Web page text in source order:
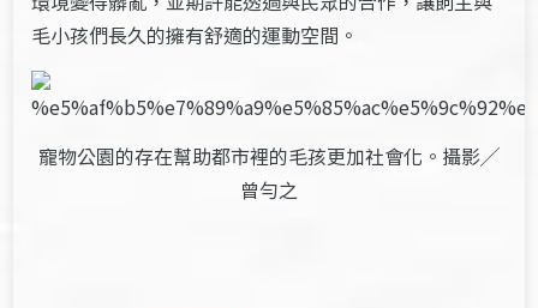
毛小孩們長久的擁有舒適的運動空間。
寵物公園的存在幫助都市裡的毛孩更加社會化。攝影╱
曾勻之